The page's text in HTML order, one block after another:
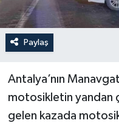
Paylaş
Antalya’nın
motosikletin yandan
gelen kazada